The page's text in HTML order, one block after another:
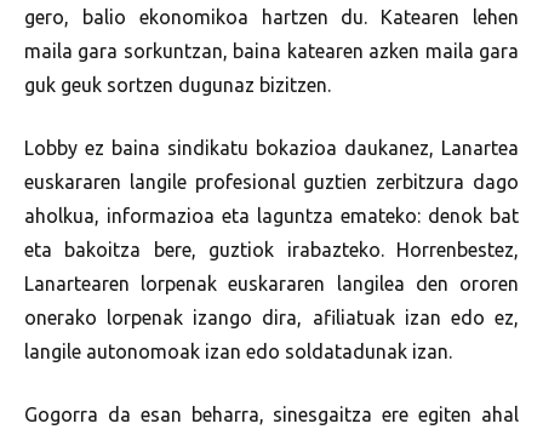
gero, balio ekonomikoa hartzen du. Katearen lehen
maila gara sorkuntzan, baina katearen azken maila gara
guk geuk sortzen dugunaz bizitzen.
Lobby ez baina sindikatu bokazioa daukanez, Lanartea
euskararen langile profesional guztien zerbitzura dago
aholkua, informazioa eta laguntza emateko: denok bat
eta bakoitza bere, guztiok irabazteko. Horrenbestez,
Lanartearen lorpenak euskararen langilea den ororen
onerako lorpenak izango dira, afiliatuak izan edo ez,
langile autonomoak izan edo soldatadunak izan.
Gogorra da esan beharra, sinesgaitza ere egiten ahal